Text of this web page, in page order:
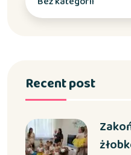
Recent post